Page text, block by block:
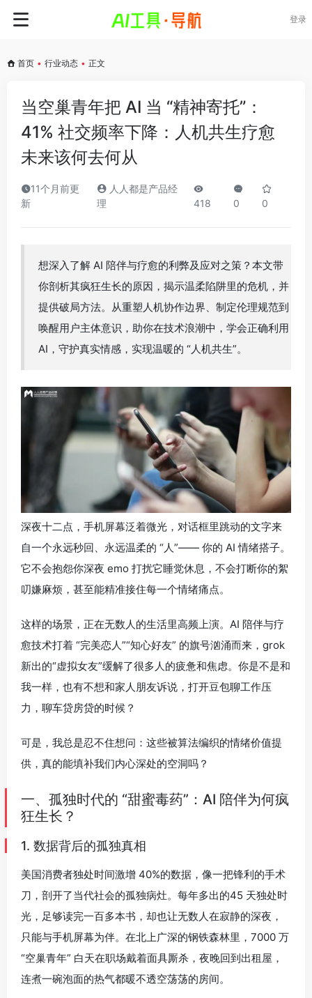
登录
首页 • 行业动态 • 正文
当空巢青年把 AI 当 “精神寄托”：
41% 社交频率下降：人机共生疗愈
未来该何去何从
11个月前更
新
人人都是产品经
理
418 0 0
想深入了解 AI 陪伴与疗愈的利弊及应对之策？本文带
你剖析其疯狂生长的原因，揭示温柔陷阱里的危机，并
提供破局方法。从重塑人机协作边界、制定伦理规范到
唤醒用户主体意识，助你在技术浪潮中，学会正确利用
AI，守护真实情感，实现温暖的 “人机共生”。
深夜十二点，手机屏幕泛着微光，对话框里跳动的文字来
自一个永远秒回、永远温柔的 “人”—— 你的 AI 情绪搭子。
它不会抱怨你深夜 emo 打扰它睡觉休息，不会打断你的絮
叨嫌麻烦，甚至能精准接住每一个情绪痛点。
这样的场景，正在无数人的生活里高频上演。AI 陪伴与疗
愈技术打着 “完美恋人”“知心好友” 的旗号汹涌而来，grok
新出的“虚拟女友”缓解了很多人的疲惫和焦虑。你是不是和
我一样，也有不想和家人朋友诉说，打开豆包聊工作压
力，聊车贷房贷的时候？
可是，我总是忍不住想问：这些被算法编织的情绪价值提
供，真的能填补我们内心深处的空洞吗？
一、孤独时代的 “甜蜜毒药”：AI 陪伴为何疯
狂生长？
1. 数据背后的孤独真相
美国消费者独处时间激增 40%的数据，像一把锋利的手术
刀，剖开了当代社会的孤独病灶。每年多出的45 天独处时
光，足够读完一百多本书，却也让无数人在寂静的深夜，
只能与手机屏幕为伴。在北上广深的钢铁森林里，7000 万
“空巢青年” 白天在职场戴着面具厮杀，夜晚回到出租屋，
连煮一碗泡面的热气都暖不透空荡荡的房间。